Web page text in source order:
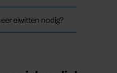
eiwitten nodig?